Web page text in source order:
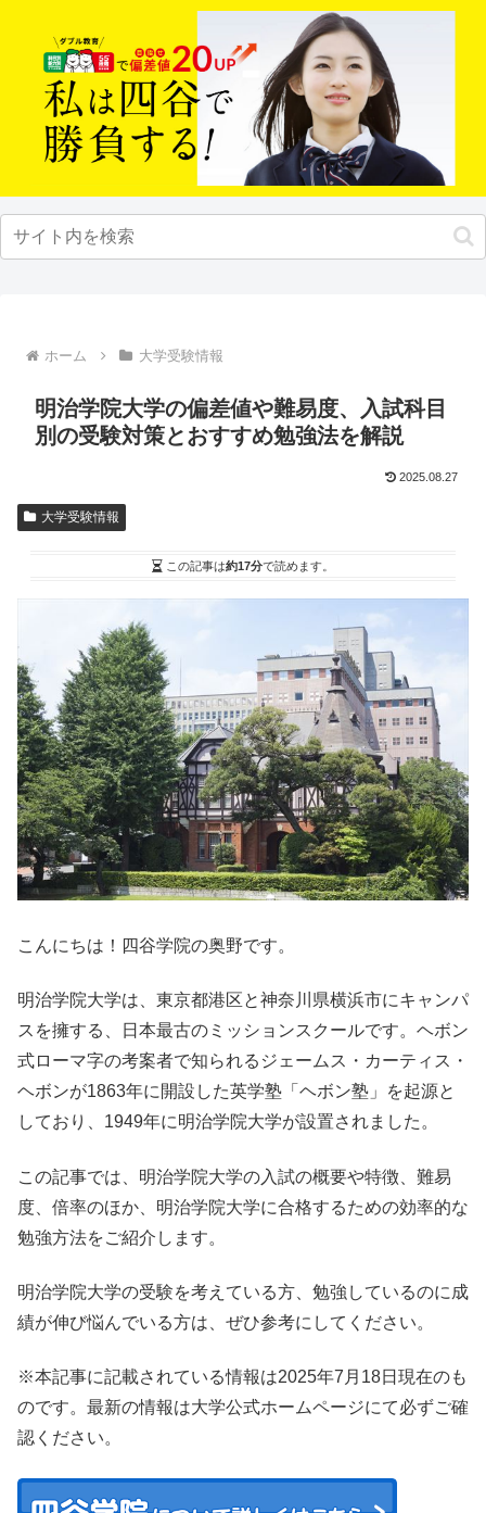
ホーム 大学受験情報
明治学院大学の偏差値や難易度、入試科目
別の受験対策とおすすめ勉強法を解説
2025.08.27
大学受験情報
この記事は約17分で読めます。
こんにちは！四谷学院の奥野です。
明治学院大学は、東京都港区と神奈川県横浜市にキャンパ
スを擁する、日本最古のミッションスクールです。ヘボン
式ローマ字の考案者で知られるジェームス・カーティス・
ヘボンが1863年に開設した英学塾「ヘボン塾」を起源と
しており、1949年に明治学院大学が設置されました。
この記事では、明治学院大学の入試の概要や特徴、難易
度、倍率のほか、明治学院大学に合格するための効率的な
勉強方法をご紹介します。
明治学院大学の受験を考えている方、勉強しているのに成
績が伸び悩んでいる方は、ぜひ参考にしてください。
※本記事に記載されている情報は2025年7月18日現在のも
のです。最新の情報は大学公式ホームページにて必ずご確
認ください。